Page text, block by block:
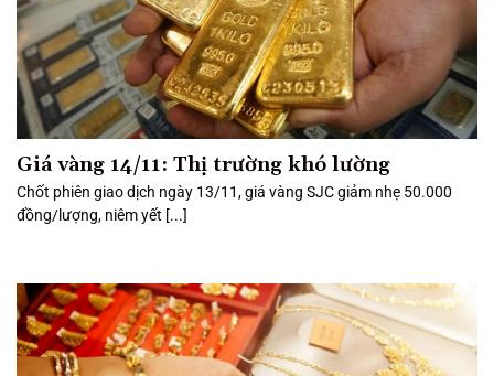
Giá vàng 14/11: Thị trường khó lường
Chốt phiên giao dịch ngày 13/11, giá vàng SJC giảm nhẹ 50.000
đồng/lượng, niêm yết [...]